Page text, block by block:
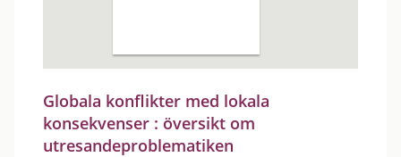
Globala konflikter med lokala
konsekvenser : översikt om
utresandeproblematiken